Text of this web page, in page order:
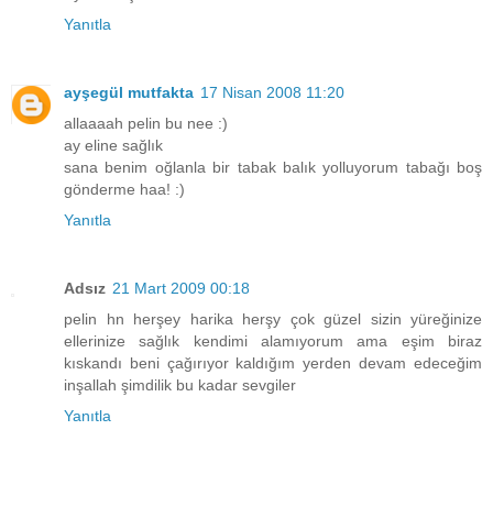
Yanıtla
ayşegül mutfakta 17 Nisan 2008 11:20
allaaaah pelin bu nee :)
ay eline sağlık
sana benim oğlanla bir tabak balık yolluyorum tabağı boş
gönderme haa! :)
Yanıtla
Adsız 21 Mart 2009 00:18
pelin hn herşey harika herşy çok güzel sizin yüreğinize
ellerinize sağlık kendimi alamıyorum ama eşim biraz
kıskandı beni çağırıyor kaldığım yerden devam edeceğim
inşallah şimdilik bu kadar sevgiler
Yanıtla